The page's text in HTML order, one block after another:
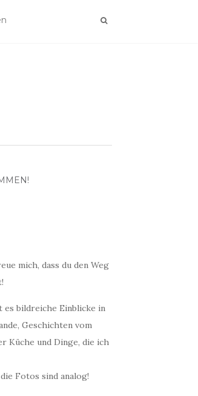
mich, dass du den Weg
es bildreiche Einblicke in
Geschichten vom
Küche und Dinge, die ich
Fotos sind analog!